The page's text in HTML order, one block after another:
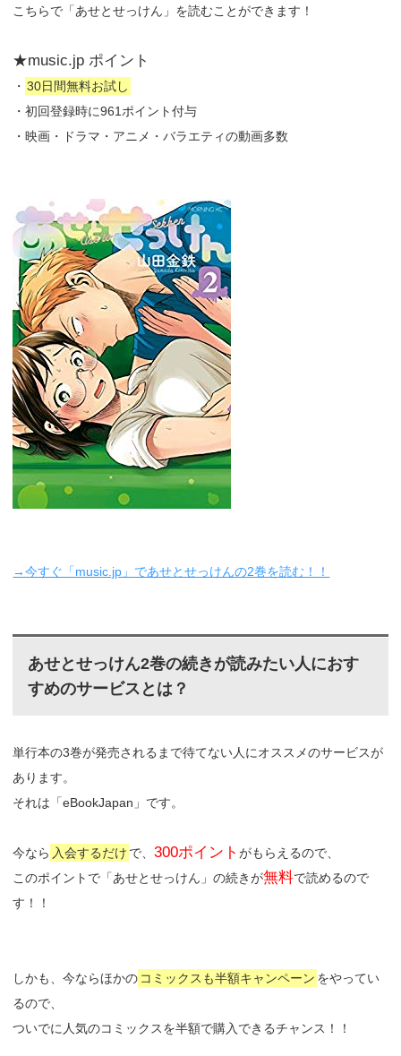
こちらで「あせとせっけん」を読むことができます！
★music.jp ポイント
・ 30日間無料お試し
・初回登録時に961ポイント付与
・映画・ドラマ・アニメ・バラエティの動画多数
→今すぐ「music.jp」であせとせっけんの2巻を読む！！
あせとせっけん2巻の続きが読みたい人におす
すめのサービスとは？
単行本の3巻が発売されるまで待てない人にオススメのサービスが
あります。
それは「eBookJapan」です。
今なら 入会するだけ で、300ポイントがもらえるので、
このポイントで「あせとせっけん」の続きが無料で読めるので
す！！
しかも、今ならほかの コミックスも半額キャンペーン をやってい
るので、
ついでに人気のコミックスを半額で購入できるチャンス！！